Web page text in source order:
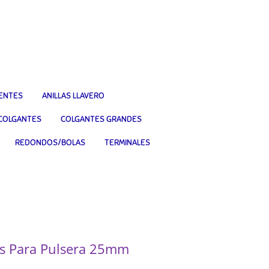
ANILLAS LLAVERO
COLGANTES GRANDES
REDONDOS/BOLAS TERMINALES
Para Pulsera 25mm